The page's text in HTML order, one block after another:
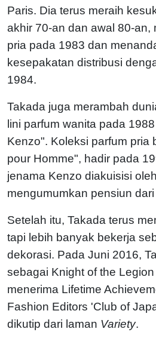
Paris. Dia terus meraih
akhir 70-an dan awal 80-an,
pria pada 1983 dan
kesepakatan distribusi
1984.
Takada juga merambah
lini parfum wanita pada
Kenzo". Koleksi parfum pria
pour Homme", hadir pada
jenama Kenzo diakuisisi
mengumumkan pensiun
Setelah itu, Takada terus
tapi lebih banyak bekerja
dekorasi. Pada Juni 2016,
sebagai Knight of the
menerima Lifetime
Fashion Editors 'Club of
dikutip dari laman Variety.